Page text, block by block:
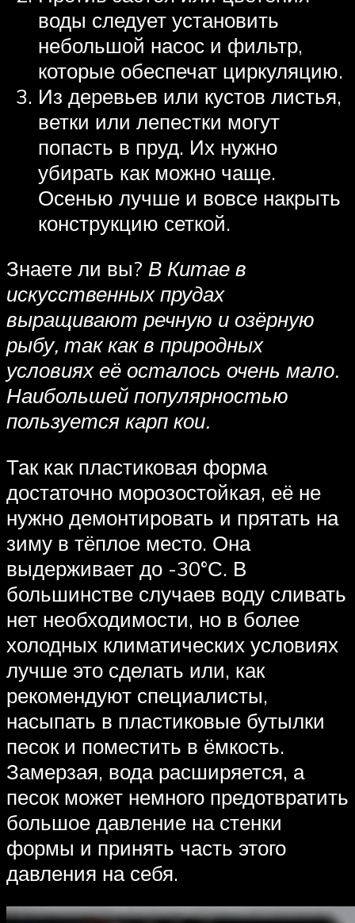
воды следует установить
небольшой насос и фильтр,
которые обеспечат циркуляцию.
Из деревьев или кустов листья,
ветки или лепестки могут
попасть в пруд. Их нужно
убирать как можно чаще.
Осенью лучше и вовсе накрыть
конструкцию сеткой.
Знаете ли вы? В Китае в
искусственных прудах
выращивают речную и озёрную
рыбу, так как в природных
условиях её осталось очень мало.
Наибольшей популярностью
пользуется карп кои.
Так как пластиковая форма
достаточно морозостойкая, её не
нужно демонтировать и прятать на
зиму в тёплое место. Она
выдерживает до -30°С. В
большинстве случаев воду сливать
нет необходимости, но в более
холодных климатических условиях
лучше это сделать или, как
рекомендуют специалисты,
насыпать в пластиковые бутылки
песок и поместить в ёмкость.
Замерзая, вода расширяется, а
песок может немного предотвратить
большое давление на стенки
формы и принять часть этого
давления на себя.